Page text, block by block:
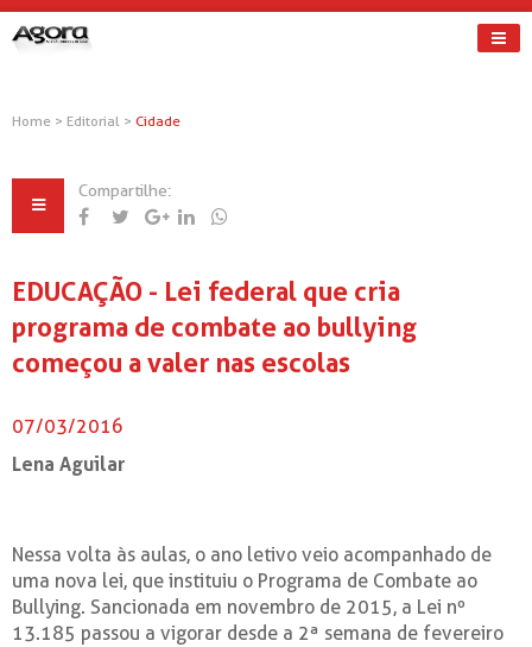
Home > Editorial > Cidade
Compartilhe:
EDUCAÇÃO - Lei federal que cria
programa de combate ao bullying
começou a valer nas escolas
07/03/2016
Lena Aguilar
Nessa volta às aulas, o ano letivo veio acompanhado de
uma nova lei, que instituiu o Programa de Combate ao
Bullying. Sancionada em novembro de 2015, a Lei nº
13.185 passou a vigorar desde a 2ª semana de fevereiro